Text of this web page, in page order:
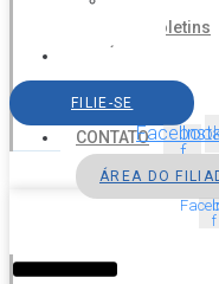
Boletins
SERVIÇOS
AGENDA
CONTATO
FILIE-SE
f
ÁREA DO
f
Menu